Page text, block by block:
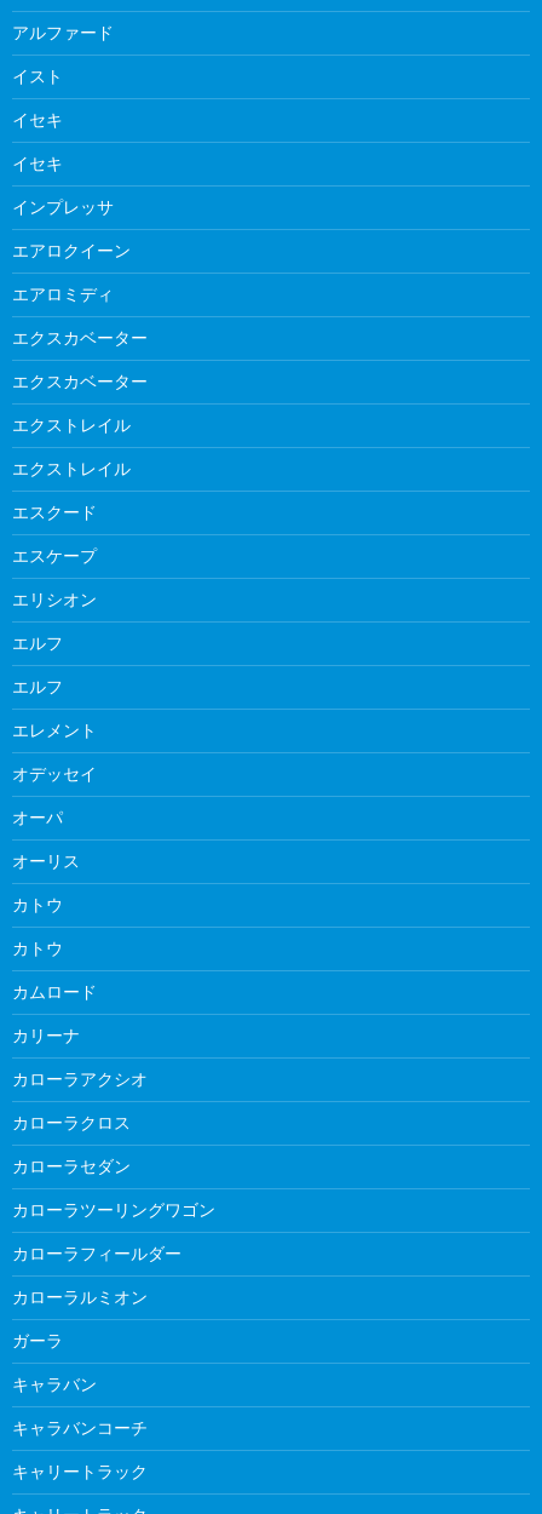
アルファード
イスト
イセキ
イセキ
インプレッサ
エアロクイーン
エアロミディ
エクスカベーター
エクスカベーター
エクストレイル
エクストレイル
エスクード
エスケープ
エリシオン
エルフ
エルフ
エレメント
オデッセイ
オーパ
オーリス
カトウ
カトウ
カムロード
カリーナ
カローラアクシオ
カローラクロス
カローラセダン
カローラツーリングワゴン
カローラフィールダー
カローラルミオン
ガーラ
キャラバン
キャラバンコーチ
キャリートラック